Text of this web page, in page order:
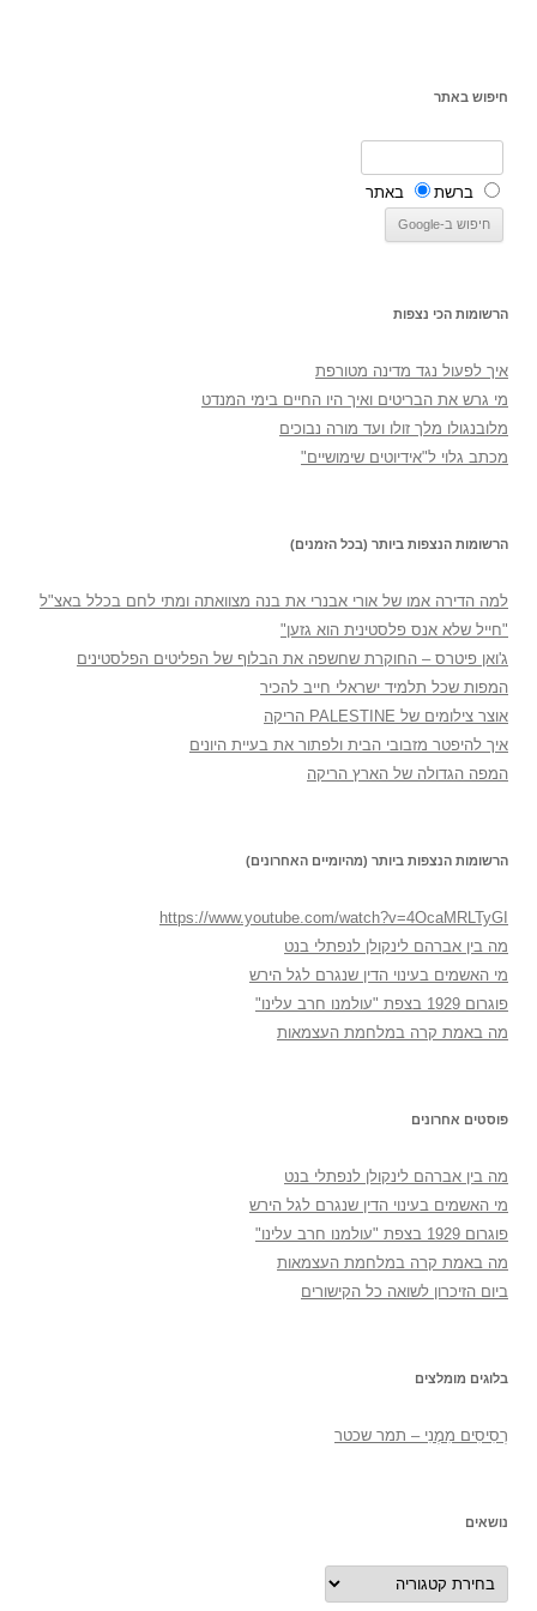
חיפוש באתר
ברשת באתר
הרשומות הכי נצפות
איך לפעול נגד מדינה מטורפת
מי גרש את הבריטים ואיך היו החיים בימי המנדט
מלובנגולו מלך זולו ועד מורה נבוכים
מכתב גלוי ל"אידיוטים שימושיים"
הרשומות הנצפות ביותר (בכל הזמנים)
למה הדירה אמו של אורי אבנרי את בנה מצוואתה ומתי לחם בכלל באצ"ל
"חייל שלא אנס פלסטינית הוא גזען"
ג'ואן פיטרס – החוקרת שחשפה את הבלוף של הפליטים הפלסטינים
המפות שכל תלמיד ישראלי חייב להכיר
אוצר צילומים של PALESTINE הריקה
איך להיפטר מזבובי הבית ולפתור את בעיית היונים
המפה הגדולה של הארץ הריקה
הרשומות הנצפות ביותר (מהיומיים האחרונים)
https://www.youtube.com/watch?v=4OcaMRLTyGI
מה בין אברהם לינקולן לנפתלי בנט
מי האשמים בעינוי הדין שנגרם לגל הירש
פוגרום 1929 בצפת "עולמנו חרב עלינו"
מה באמת קרה במלחמת העצמאות
פוסטים אחרונים
מה בין אברהם לינקולן לנפתלי בנט
מי האשמים בעינוי הדין שנגרם לגל הירש
פוגרום 1929 בצפת "עולמנו חרב עלינו"
מה באמת קרה במלחמת העצמאות
ביום הזיכרון לשואה כל הקישורים
בלוגים מומלצים
רְסִיסִים מִמֶנִי – תמר שכטר
נושאים
נושאים